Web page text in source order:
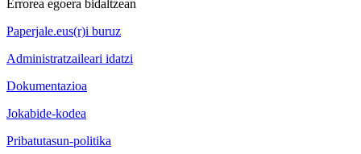
Errorea egoera bidaltzean
Paperjale.eus(r)i buruz
Administratzaileari idatzi
Dokumentazioa
Jokabide-kodea
Pribatutasun-politika